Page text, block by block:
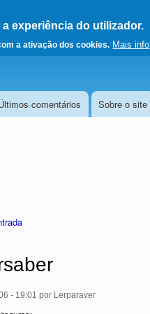
experiência do utilizador.
a ativação dos cookies. Mais info
página principal
comentários Sobre o site
- 19:01 por Lerparaver